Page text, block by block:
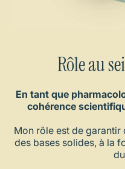
Rôle au
En tant que
cohérence
Mon rôle est de
des bases solides, à la